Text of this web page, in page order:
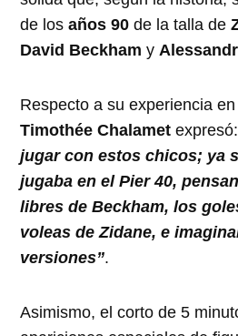
de losaños 90 de la talla de
David Beckham y
Respecto a su experiencia
Timothée Chalamet expresó:
jugar con estos chicos; ya
jugaba en el Pier 40,
libres de Beckham, los
voleas de Zidane, e
versiones”.
Asimismo, el corto de 5